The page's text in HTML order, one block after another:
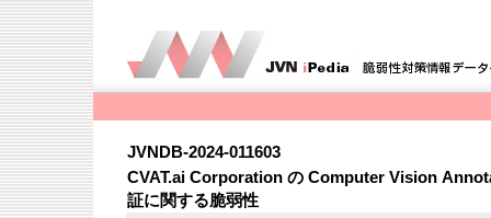
JVNDB-2024-011603
CVAT.ai Corporation の Computer Vision
証に関する脆弱性